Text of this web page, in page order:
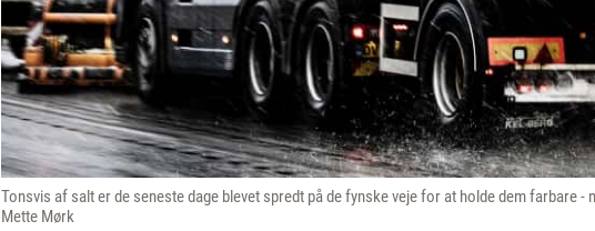
Tonsvis af salt er de seneste dage blevet spredt på de fynske veje for at holde dem farbare
Mette Mørk